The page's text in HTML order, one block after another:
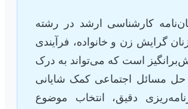
کارشناسی ارشد در رشته
گرایش زن و خانواده، فرآیندی
است که می‌تواند به درک
مسائل اجتماعی کمک شایانی
دقیق، انتخاب موضوع